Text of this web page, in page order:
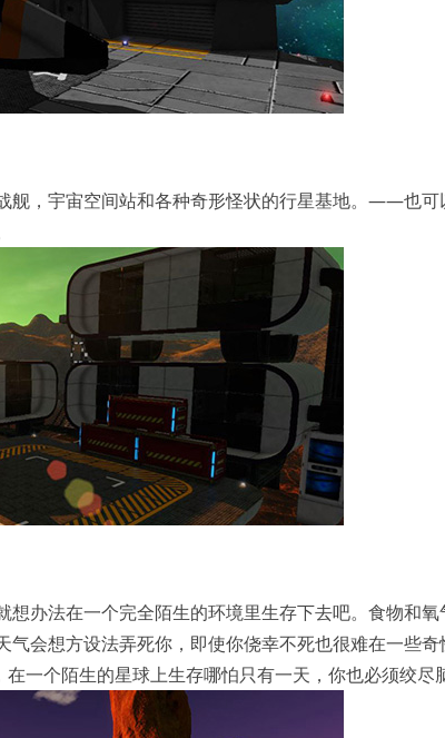
舰，宇宙空间站和各种奇形怪状的行星基地。——也
办法在一个完全陌生的环境里生存下去吧。食物和
会想方设法弄死你，即使你侥幸不死也很难在一些
一个陌生的星球上生存哪怕只有一天，你也必须绞尽